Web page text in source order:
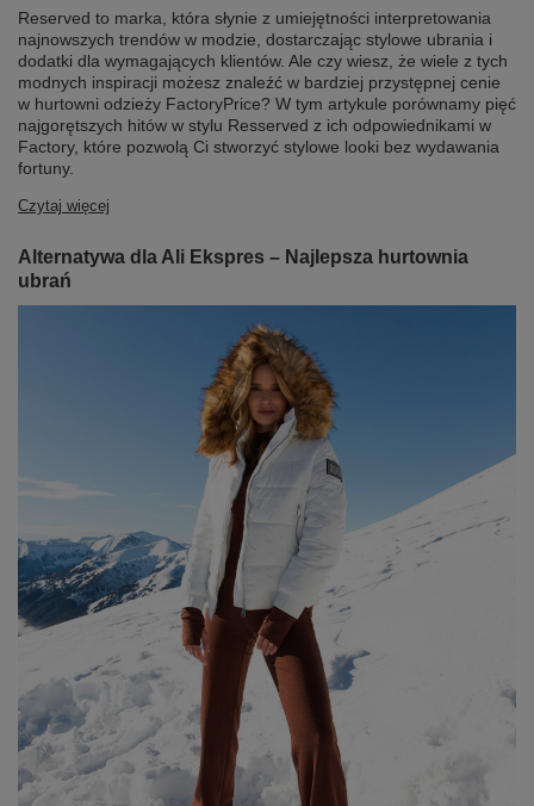
Reserved to marka, która słynie z umiejętności interpretowania
najnowszych trendów w modzie, dostarczając stylowe ubrania i
dodatki dla wymagających klientów. Ale czy wiesz, że wiele z tych
modnych inspiracji możesz znaleźć w bardziej przystępnej cenie
w hurtowni odzieży FactoryPrice? W tym artykule porównamy pięć
najgorętszych hitów w stylu Resserved z ich odpowiednikami w
Factory, które pozwolą Ci stworzyć stylowe looki bez wydawania
fortuny.
Czytaj więcej
Alternatywa dla Ali Ekspres – Najlepsza hurtownia
ubrań